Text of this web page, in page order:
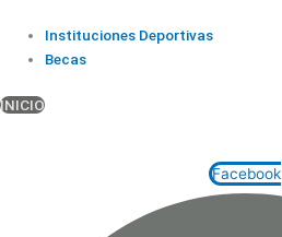
Instituciones Deportivas
Becas
INICIO
Facebook